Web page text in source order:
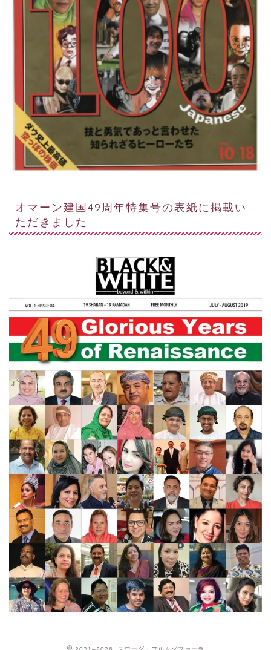
オマーン建国49周年特集号の表紙に掲載い
ただきました